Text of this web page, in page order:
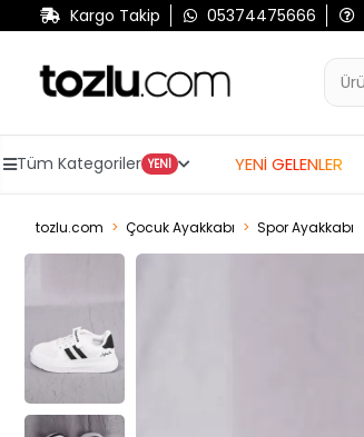
Kargo Takip 05374475666
Tüm Kategoriler YENİ YENİ GELENLER
tozlu.com Çocuk Ayakkabı Spor Ayakkabı